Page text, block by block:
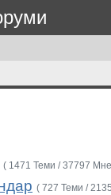
( 1471 Теми / 37797
( 727 Теми /